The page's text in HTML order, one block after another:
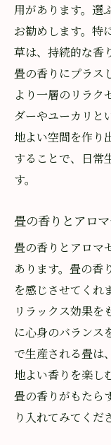
用があります。選
お勧めします。特
草は、持続的な香
畳の香りにプラス
より一層のリラク
ダーやユーカリと
地よい空間を作り
することで、日常
す。
畳の香りとアロ
畳の香りとアロマ
あります。畳の香
を感じさせてくれ
リラックス効果を
に心身のバランス
で生産される畳は
地よい香りを楽し
畳の香りがもたら
り入れてみてくだ